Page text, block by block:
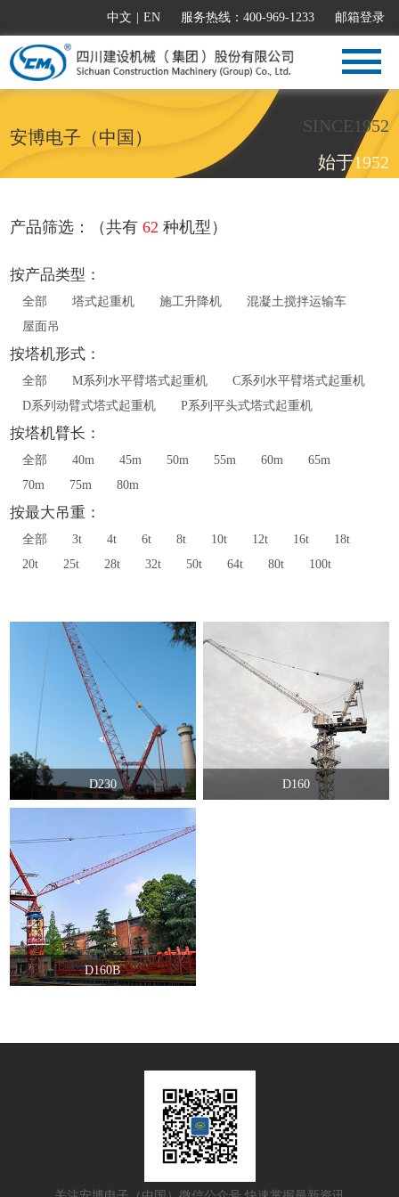
中文 EN 服务热线：400-969-1233 邮箱登录
安博电子（中国）
SINCE1952
始于1952
产品筛选：（共有62 种机型）
按产品类型：
全部 塔式起重机 施工升降机
混凝土搅拌运输车
屋面吊
按塔机形式：
全部 M系列水平臂塔式起重机
C系列水平臂塔式起重机
D系列动臂式塔式起重机
P系列平头式塔式起重机
按塔机臂长：
全部 40m 45m 50m 55m 60m
65m
70m
75m 80m
按最大吊重：
全部 3t 4t 6t 8t 10t 12t 16t
18t
20t
25t 28t 32t 50t 64t 80t 100t
D230 D160
D160B